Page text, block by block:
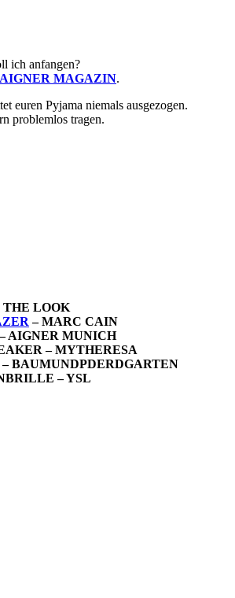
ich anfangen?
AIGNER MAGAZIN.
euren Pyjama niemals ausgezogen.
problemlos tragen.
THE LOOK
– MARC CAIN
AIGNER MUNICH
– MYTHERESA
BAUMUNDPDERDGARTEN
– YSL